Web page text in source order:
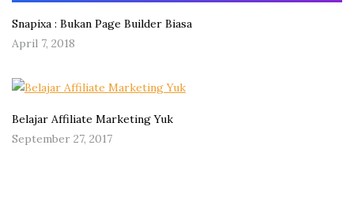
Snapixa : Bukan Page Builder Biasa
April 7, 2018
Belajar Affiliate Marketing Yuk
September 27, 2017